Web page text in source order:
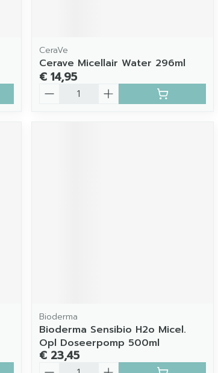
CeraVe
Cerave Micellair Water 296ml
€ 14,95
Bioderma
Bioderma Sensibio H2o Micel.
Opl Doseerpomp 500ml
€ 23,45